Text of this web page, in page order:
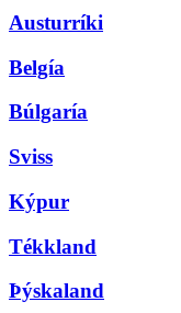
Austurríki
Belgía
Búlgaría
Sviss
Kýpur
Tékkland
Þýskaland